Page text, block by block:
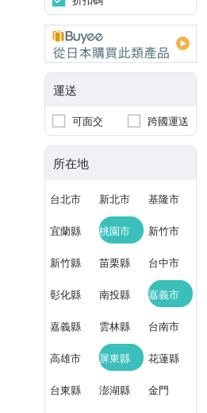
運送
可面交 跨國運送
所在地
台北市 新北市 基隆市
宜蘭縣 桃園市 新竹市
新竹縣 苗栗縣 台中市
彰化縣 南投縣 嘉義市
嘉義縣 雲林縣 台南市
高雄市 屏東縣 花蓮縣
台東縣 澎湖縣 金門